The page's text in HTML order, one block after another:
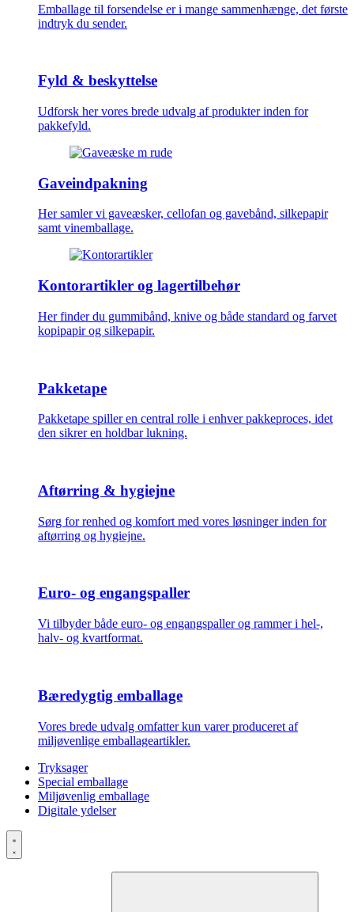
Emballage til forsendelse er i mange sammenhænge, det første
indtryk du sender.
Fyld & beskyttelse
Udforsk her vores brede udvalg af produkter inden for
pakkefyld.
Gaveindpakning
Her samler vi gaveæsker, cellofan og gavebånd, silkepapir
samt vinemballage.
Kontorartikler og lagertilbehør
Her finder du gummibånd, knive og både standard og farvet
kopipapir og silkepapir.
Pakketape
Pakketape spiller en central rolle i enhver pakkeproces, idet
den sikrer en holdbar lukning.
Aftørring & hygiejne
Sørg for renhed og komfort med vores løsninger inden for
aftørring og hygiejne.
Euro- og engangspaller
Vi tilbyder både euro- og engangspaller og rammer i hel-,
halv- og kvartformat.
Bæredygtig emballage
Vores brede udvalg omfatter kun varer produceret af
miljøvenlige emballageartikler.
Tryksager
Special emballage
Miljøvenlig emballage
Digitale ydelser